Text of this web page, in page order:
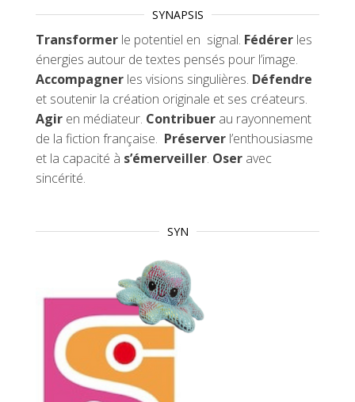
SYNAPSIS
Transformer le potentiel en signal. Fédérer les
énergies autour de textes pensés pour l’image.
Accompagner les visions singulières. Défendre
et soutenir la création originale et ses créateurs.
Agir en médiateur. Contribuer au rayonnement
de la fiction française. Préserver l’enthousiasme
et la capacité à s’émerveiller. Oser avec
sincérité.
SYN